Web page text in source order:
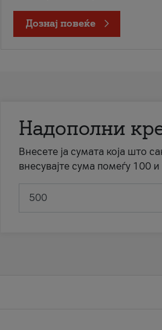
Дознај повеќе
Надополни
Внесете ја сумата која што
внесувајте сума помеѓу 100